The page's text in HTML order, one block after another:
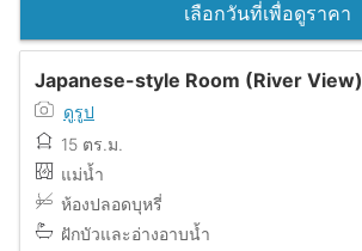
เลือกวันที่เพื่อดูราคา
Japanese-style Room (River View)
ดูรูป
15 ตร.ม.
แม่น้ำ
ห้องปลอดบุหรี่
ฝักบัวและอ่างอาบน้ำ